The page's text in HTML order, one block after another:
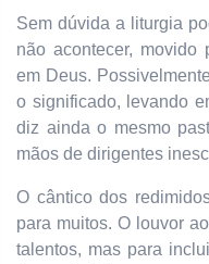
Sem dúvida a liturgia
não acontecer, movido
em Deus.
o significado, levando
diz ainda o mesmo
mãos de dirigentes
O cântico dos
para muitos. O louvor
talentos, mas para